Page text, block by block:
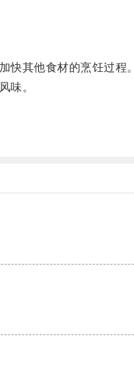
其他食材的烹饪过程。
味。